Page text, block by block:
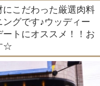
こだわった厳選肉料
グです♪ウッディー
トにオススメ！！お
☆